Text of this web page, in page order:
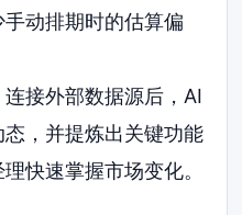
动排期时的估算偏
连接外部数据源后，AI
，并提炼出关键功能
快速掌握市场变化。